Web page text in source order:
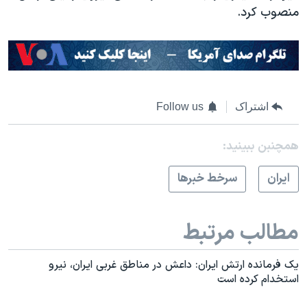
منصوب کرد.
اشتراک Follow us
همچنبن ببینید:
ايران
سرخط خبرها
مطالب مرتبط
یک فرمانده ارتش ایران: داعش در مناطق غربی ایران، نیرو
استخدام کرده است